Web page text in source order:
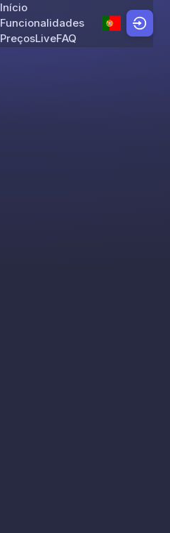
Skip to content
Início
Funcionalidades
PreçosLiveFAQ